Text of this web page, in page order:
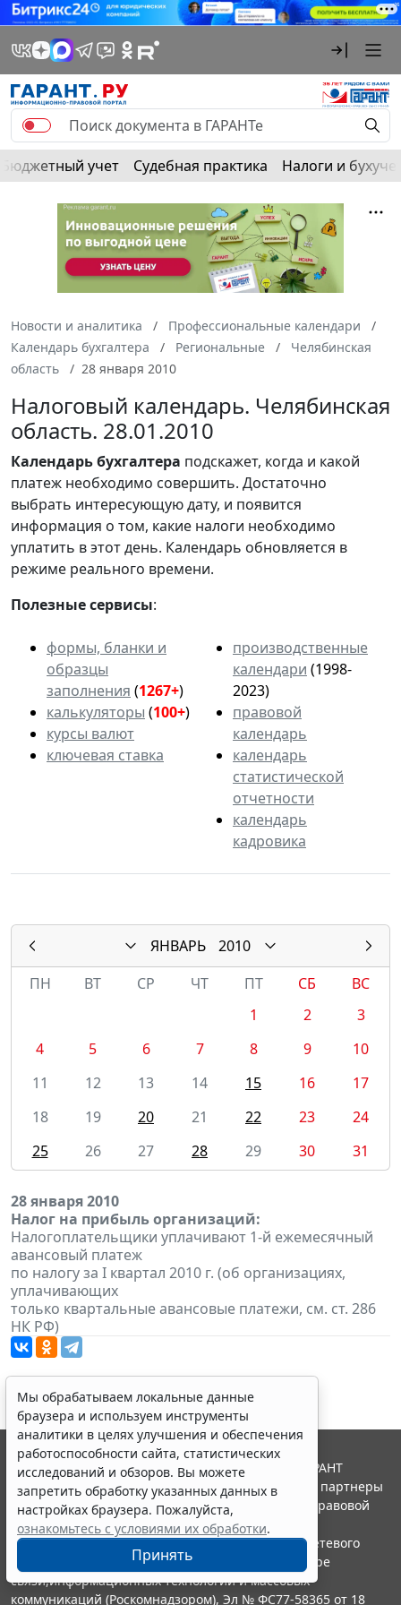
Бюджетный учет Судебная практика Налоги и
Новости и аналитика
Профессиональные календари
Календарь бухгалтера
Региональные
Челябинская
область
28 января 2010
Налоговый календарь. Челябинская
область. 28.01.2010
Календарьбухгалтера подскажет, когда и какой
платеж необходимо совершить. Достаточно
выбрать интересующую дату, и появится
информация о том, какие налоги необходимо
уплатить в этот день. Календарь обновляется в
режиме реального времени.
Полезные сервисы:
формы, бланки и
образцы
заполнения (1267+)
калькуляторы (100+)
курсы валют
ключевая ставка
производственные
календари (1998-
2023)
правовой
календарь
календарь
статистической
отчетности
календарь
кадровика
ЯНВАРЬ
2010
ПН
ВТ СР ЧТ ПТ СБ
ВС
1
2
3
4
5 6 7 8 9
10
11
12 13 14 15 16
17
18
19 20 21 22 23
24
25
26 27 28 29 30 31
28 января 2010
Налог на прибыль организаций:
Налогоплательщики уплачивают 1-й ежемесячный
авансовый платеж
по налогу за I квартал 2010 г. (об организациях,
уплачивающих
только квартальные авансовые платежи, см. ст. 286
НК РФ)
Мы обрабатываем локальные данные
браузера и используем инструменты
аналитики в целях улучшения и обеспечения
работоспособности сайта, статистических
исследований и обзоров. Вы можете
запретить обработку указанных данных в
настройках браузера. Пожалуйста,
ознакомьтесь с условиями их обработки.
Принять
© ООО "НПП "ГАРАНТ-СЕРВИС", 2026. Система ГАРАНТ
выпускается с 1990 года. Компания "Гарант" и ее партнеры
являются участниками Российской ассоциации правовой
информации ГАРАНТ.
Портал ГАРАНТ.РУ зарегистрирован в качестве сетевого
издания Федеральной службой по надзору в сфере
связи,информационных технологий и массовых
коммуникаций (Роскомнадзором), Эл № ФС77-58365 от 18